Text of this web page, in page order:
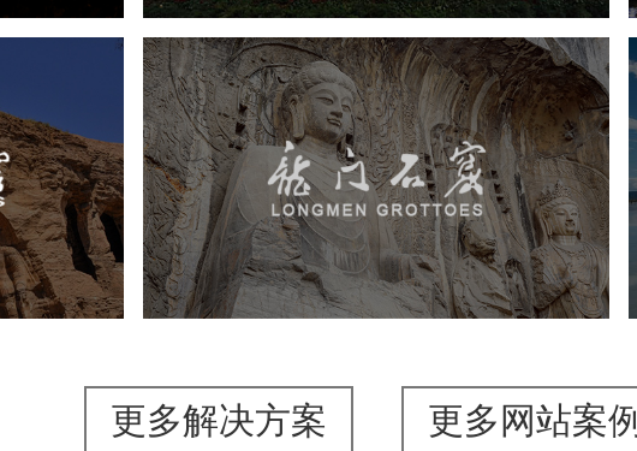
网页设计
龙门石窟
旅游休闲 景区网站建设 品牌官网 网页设计
更多解决方案 更多网站案例